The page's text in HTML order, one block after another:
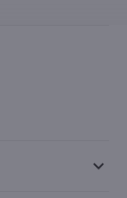
keyboard_arrow_down